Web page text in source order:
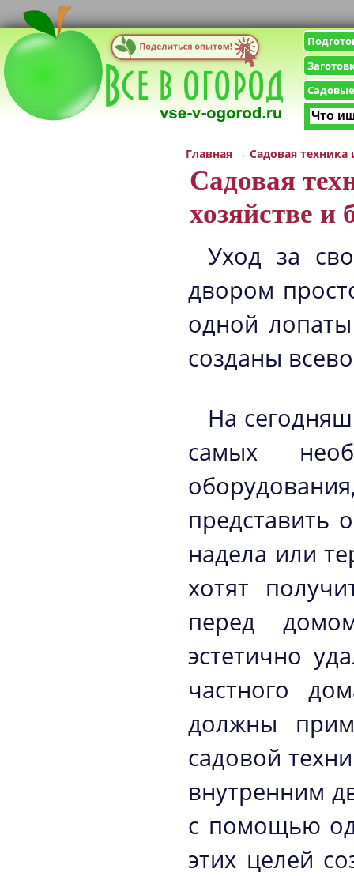
Главная → Садовая
Садовая
хозяйстве и
Уход за
двором
одной
созданы
На
самых
представить
надела или
хотят
перед
эстетично
частного
должны
садовой
внутренним
с помощью
этих целей